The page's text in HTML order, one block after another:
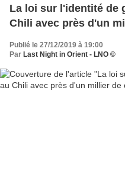
La loi sur l'identité de
Chili avec près d'un
Publié le 27/12/2019 à 19:00
Par Last Night in Orient - LNO ©